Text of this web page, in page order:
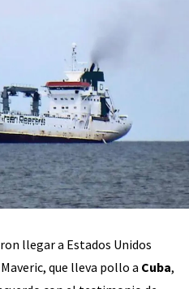
llegar a Estados Unidos
que lleva pollo a Cuba,